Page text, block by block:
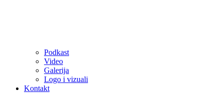
Podkast
Video
Galerija
Logo i vizuali
Kontakt